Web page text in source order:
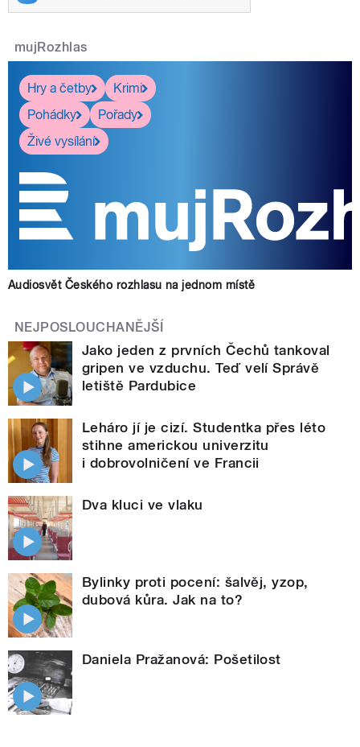
mujRozhlas
Hry a četby
Krimi
Pohádky
Pořady
Živé vysílání
Audiosvět Českého rozhlasu na jednom místě
NEJPOSLOUCHANĚJŠÍ
Jako jeden z prvních Čechů tankoval
gripen ve vzduchu. Teď velí Správě
letiště Pardubice
Leháro jí je cizí. Studentka přes léto
stihne americkou univerzitu
i dobrovolničení ve Francii
Dva kluci ve vlaku
Bylinky proti pocení: šalvěj, yzop,
dubová kůra. Jak na to?
Daniela Pražanová: Pošetilost